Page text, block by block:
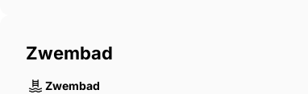
Zwembad
Zwembad